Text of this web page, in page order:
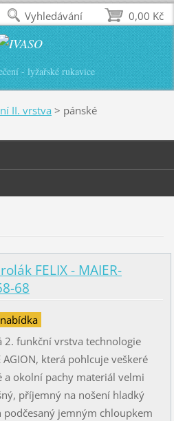
- lyžařské rukavice
II. vrstva > pánské
FELIX - MAIER-
68
2. funkční vrstva technologie
AGION, která pohlcuje veškeré
a okolní pachy materiál velmi
příjemný na nošení hladký
podčesaný jemným chloupkem
0,00 Kč
Vyhledávání